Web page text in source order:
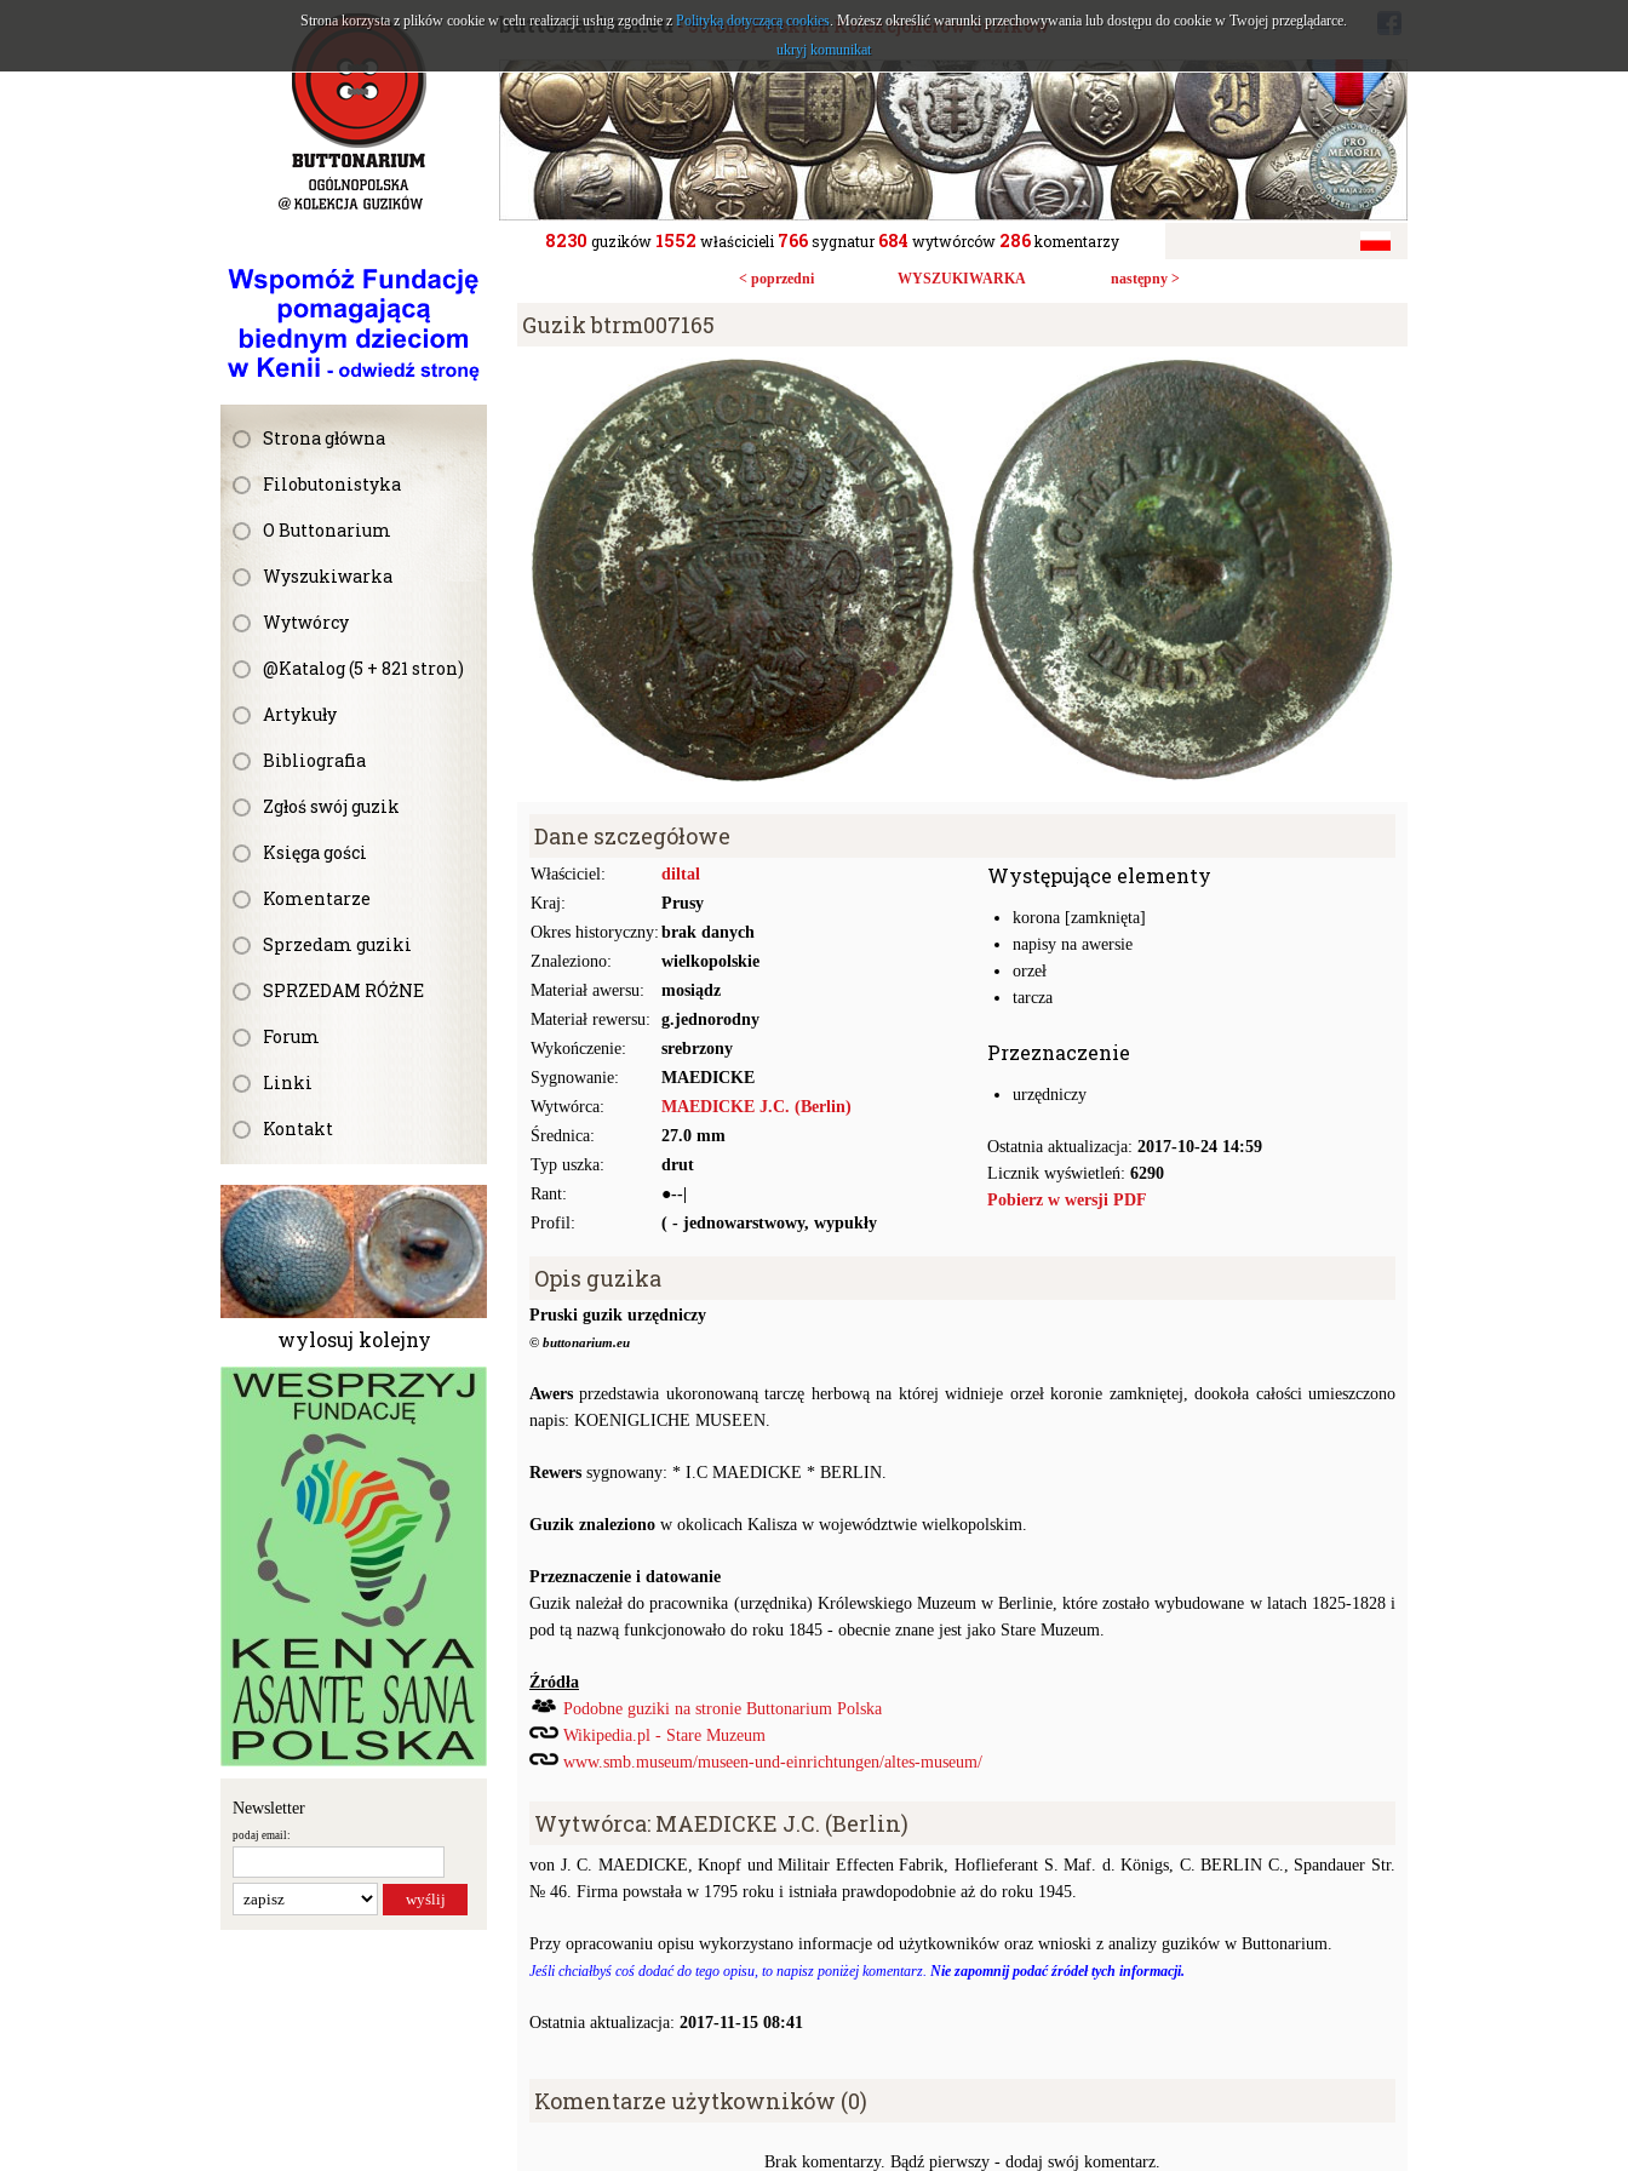
Strona główna
Filobutonistyka
O Buttonarium
Wyszukiwarka
Wytwórcy
@Katalog (5 + 821 stron)
Artykuły
Bibliografia
Zgłoś swój guzik
Księga gości
Komentarze
Sprzedam guziki
SPRZEDAM RÓŻNE
Forum
Linki
Kontakt
wylosuj kolejny
Newsletter
podaj email:
buttonarium.eu- Strona Polskich Kolekcjonerów Guzików
8230 guzików 1552 właścicieli 766sygnatur684 wytwórców 286komentarzy
< poprzedni WYSZUKIWARKA następny >
Guzik btrm007165
Dane szczegółowe
Właściciel:
diltal
Kraj:
Prusy
Okres historyczny: brak danych
Znaleziono:
wielkopolskie
Materiał awersu:
mosiądz
Materiał rewersu:
g.jednorodny
Wykończenie:
srebrzony
Sygnowanie:
MAEDICKE
Wytwórca:
MAEDICKE J.C. (Berlin)
Średnica:
27.0 mm
Typ uszka:
drut
Rant:
●--|
Profil:
( - jednowarstwowy, wypukły
Występujące elementy
korona [zamknięta]
napisy na awersie
orzeł
tarcza
Przeznaczenie
urzędniczy
Ostatnia aktualizacja: 2017-10-24 14:59
Licznik wyświetleń: 6290
Pobierz w wersji PDF
Opis guzika
Pruski guzik urzędniczy
© buttonarium.eu
Awers przedstawia ukoronowaną tarczę herbową na której widnieje orzeł koronie zamkniętej, dookoła całości umieszczono
napis: KOENIGLICHE MUSEEN.
Rewers sygnowany: * I.C MAEDICKE * BERLIN.
Guzik znaleziono w okolicach Kalisza w województwie wielkopolskim.
Przeznaczenie i datowanie
Guzik należał do pracownika (urzędnika) Królewskiego Muzeum w Berlinie, które zostało wybudowane w latach 1825-1828 i
pod tą nazwą funkcjonowało do roku 1845 - obecnie znane jest jako Stare Muzeum.
Źródła
Podobne guziki na stronie Buttonarium Polska
Wikipedia.pl - Stare Muzeum
www.smb.museum/museen-und-einrichtungen/altes-museum/
Wytwórca: MAEDICKE J.C. (Berlin)
von J. C. MAEDICKE, Knopf und Militair Effecten Fabrik, Hoflieferant S. Maf. d. Königs, C. BERLIN C., Spandauer Str.
№ 46. Firma powstała w 1795 roku i istniała prawdopodobnie aż do roku 1945.
Przy opracowaniu opisu wykorzystano informacje od użytkowników oraz wnioski z analizy guzików w Buttonarium.
Jeśli chciałbyś coś dodać do tego opisu, to napisz poniżej komentarz. Nie zapomnij podać źródeł tych informacji.
Ostatnia aktualizacja: 2017-11-15 08:41
Komentarze użytkowników (0)
Brak komentarzy. Bądź pierwszy - dodaj swój komentarz.
Strona korzysta z plików cookie w celu realizacji usług zgodnie z Polityką dotyczącą cookies. Możesz określić warunki przechowywania lub dostępu do cookie w Twojej przeglądarce.
ukryj komunikat